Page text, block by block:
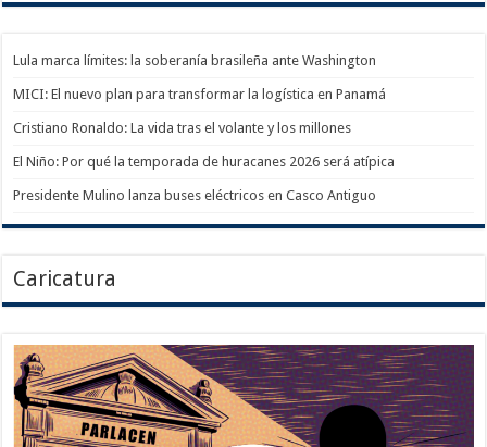
Lula marca límites: la soberanía brasileña ante Washington
MICI: El nuevo plan para transformar la logística en Panamá
Cristiano Ronaldo: La vida tras el volante y los millones
El Niño: Por qué la temporada de huracanes 2026 será atípica
Presidente Mulino lanza buses eléctricos en Casco Antiguo
Caricatura